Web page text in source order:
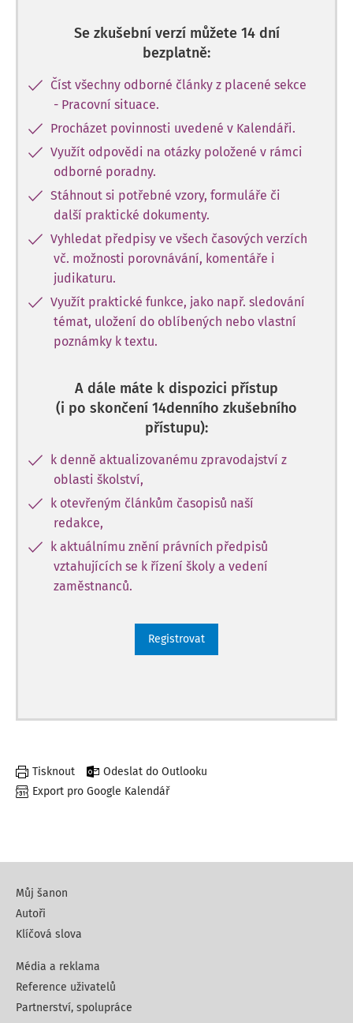
Se zkušební verzí můžete 14 dní
bezplatně:
Číst všechny odborné články z placené sekce
- Pracovní situace.
Procházet povinnosti uvedené v Kalendáři.
Využít odpovědi na otázky položené v rámci
odborné poradny.
Stáhnout si potřebné vzory, formuláře či
další praktické dokumenty.
Vyhledat předpisy ve všech časových verzích
vč. možnosti porovnávání, komentáře i
judikaturu.
Využít praktické funkce, jako např. sledování
témat, uložení do oblíbených nebo vlastní
poznámky k textu.
A dále máte k dispozici přístup
(i po skončení 14denního zkušebního
přístupu):
k denně aktualizovanému zpravodajství z
oblasti školství,
k otevřeným článkům časopisů naší
redakce,
k aktuálnímu znění právních předpisů
vztahujících se k řízení školy a vedení
zaměstnanců.
Registrovat
Tisknout
Odeslat do Outlooku
Export pro Google Kalendář
Můj šanon
Autoři
Klíčová slova
Média a reklama
Reference uživatelů
Partnerství, spolupráce